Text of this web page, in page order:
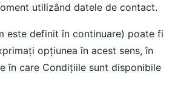
utilizând datele de contact.
este definit în continuare) poate fi
opţiunea în acest sens, în
în care Condiţiile sunt disponibile